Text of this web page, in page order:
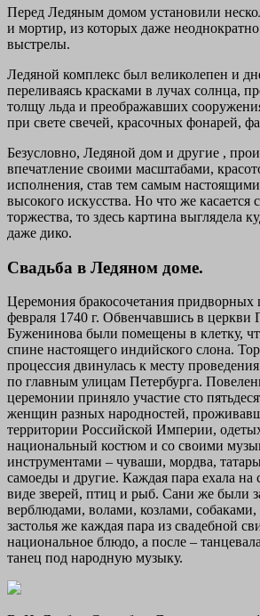
Перед Ледяным домом установили
и мортир, из которых даже
выстрелы.
Ледяной комплекс был великолепен и
переливаясь красками в лучах солнца,
толщу льда и преображавших
при свете свечей, красочных фонарей,
Безусловно, Ледяной дом и другие ,
впечатление своими масштабами,
исполнения, став тем самым
высокого искусства. Но что же касается
торжества, то здесь картина выглядела
даже дико.
Свадьба в Ледяном доме.
Церемония бракосочетания придворных
февраля 1740 г. Обвенчавшись в церкви
Буженинова были помещены в клетку,
спине настоящего индийского слона.
процессия двинулась к месту
по главным улицам Петербурга.
церемонии приняло участие сто
женщин разных народностей,
территории Российской Империи,
национальный костюм и со своими
инструментами – чуваши, мордва,
самоеды и другие. Каждая пара ехала на
виде зверей, птиц и рыб. Сани же были
верблюдами, волами, козлами,
застолья же каждая пара из свадебной
национальное блюдо, а после –
танец под народную музыку.